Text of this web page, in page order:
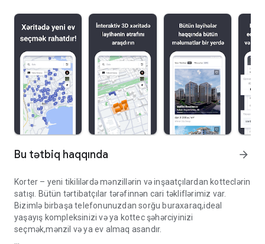
Bu tətbiq haqqında arrow_forward
Korter – yeni tikililərdə mənzillərin və inşaatçılardan kotteclərin
satışı. Bütün tərtibatçılar tərəfinnən cari təkliflərimiz var.
Bizimlə birbaşa telefonunuzdan sorğu buraxaraq,ideal
yaşayış kompleksinizi və ya kottec şəhərciyinizi
seçmək,mənzil və ya ev almaq asandır.